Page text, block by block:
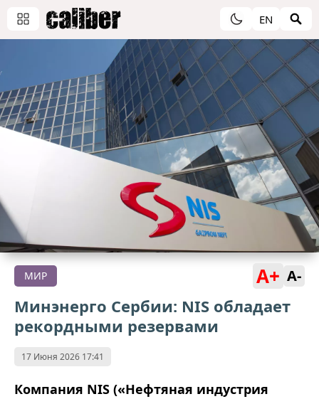
EN
МИР A+ A-
Минэнерго Сербии: NIS обладает
рекордными резервами
17 Июня 2026 17:41
Компания NIS («Нефтяная индустрия